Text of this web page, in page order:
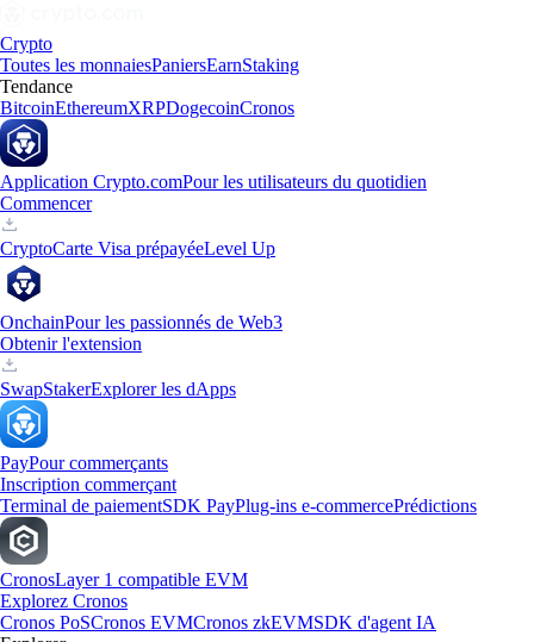
Crypto
Toutes les monnaiesPaniersEarnStaking
Tendance
BitcoinEthereumXRPDogecoinCronos
Application Crypto.comPour les utilisateurs du quotidien
Commencer
CryptoCarte Visa prépayéeLevel Up
OnchainPour les passionnés de Web3
Obtenir l'extension
SwapStakerExplorer les dApps
PayPour commerçants
Inscription commerçant
Terminal de paiementSDK PayPlug-ins e-commercePrédictions
CronosLayer 1 compatible EVM
Explorez Cronos
Cronos PoSCronos EVMCronos zkEVMSDK d'agent IA